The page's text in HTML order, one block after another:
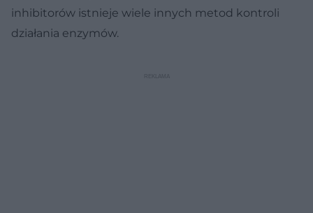
inhibitorów istnieje wiele innych metod kontroli
działania enzymów.